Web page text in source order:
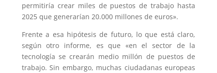
permitiría crear miles de puestos de trabajo hasta
2025 que generarían 20.000 millones de euros».
Frente a esa hipótesis de futuro, lo que está claro,
según otro informe, es que «en el sector de la
tecnología se crearán medio millón de puestos de
trabajo. Sin embargo, muchas ciudadanas europeas